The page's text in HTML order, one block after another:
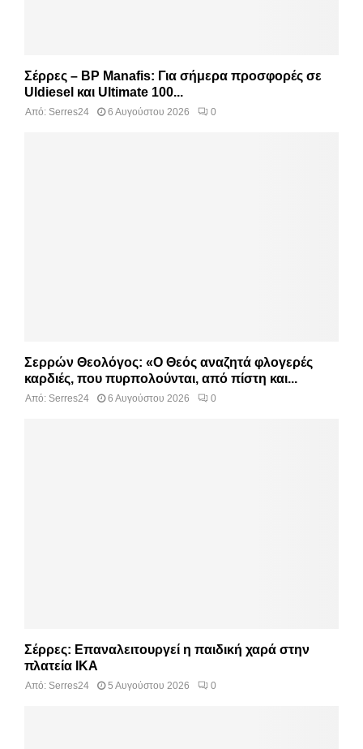
Σέρρες – BP Manafis: Για σήμερα προσφορές σε
Uldiesel και Ultimate 100...
Από: Serres24 6 Αυγούστου 2026 0
Σερρών Θεολόγος: «Ο Θεός αναζητά φλογερές
καρδιές, που πυρπολούνται, από πίστη και...
Από: Serres24 6 Αυγούστου 2026 0
Σέρρες: Επαναλειτουργεί η παιδική χαρά στην
πλατεία ΙΚΑ
Από: Serres24 5 Αυγούστου 2026 0